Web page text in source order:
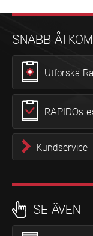
SNABB
Utforska
RAPIDOs
Kundservice
SE ÄVEN